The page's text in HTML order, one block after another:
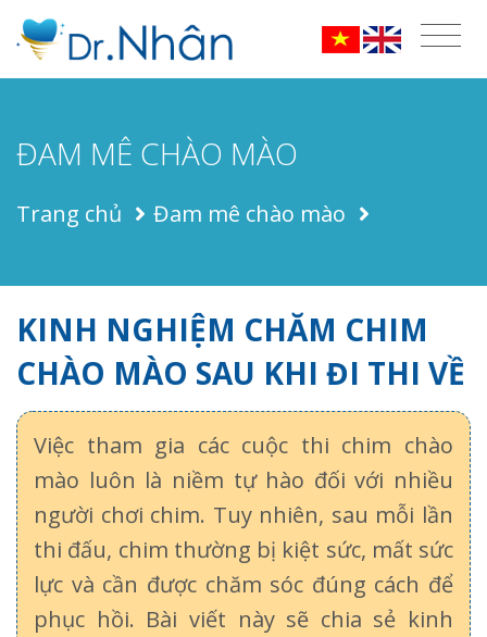
ĐAM MÊ CHÀO MÀO
Trang chủ Đam mê chào mào
KINH NGHIỆM CHĂM CHIM
CHÀO MÀO SAU KHI ĐI THI VỀ
Việc tham gia các cuộc thi chim chào
mào luôn là niềm tự hào đối với nhiều
người chơi chim. Tuy nhiên, sau mỗi lần
thi đấu, chim thường bị kiệt sức, mất sức
lực và cần được chăm sóc đúng cách để
phục hồi. Bài viết này sẽ chia sẻ kinh